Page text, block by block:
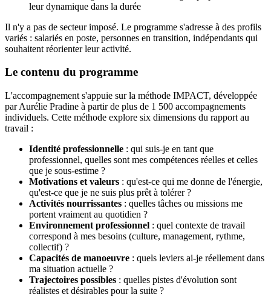
leur dynamique dans la durée
Il n'y a pas de secteur imposé. Le programme s'adresse à des profils
variés : salariés en poste, personnes en transition, indépendants qui
souhaitent réorienter leur activité.
Le contenu du programme
L'accompagnement s'appuie sur la méthode IMPACT, développée
par Aurélie Pradine à partir de plus de 1 500 accompagnements
individuels. Cette méthode explore six dimensions du rapport au
travail :
Identité professionnelle : qui suis-je en tant que
professionnel, quelles sont mes compétences réelles et celles
que je sous-estime ?
Motivations et valeurs : qu'est-ce qui me donne de l'énergie,
qu'est-ce que je ne suis plus prêt à tolérer ?
Activités nourrissantes : quelles tâches ou missions me
portent vraiment au quotidien ?
Environnement professionnel : quel contexte de travail
correspond à mes besoins (culture, management, rythme,
collectif) ?
Capacités de manoeuvre : quels leviers ai-je réellement dans
ma situation actuelle ?
Trajectoires possibles : quelles pistes d'évolution sont
réalistes et désirables pour la suite ?